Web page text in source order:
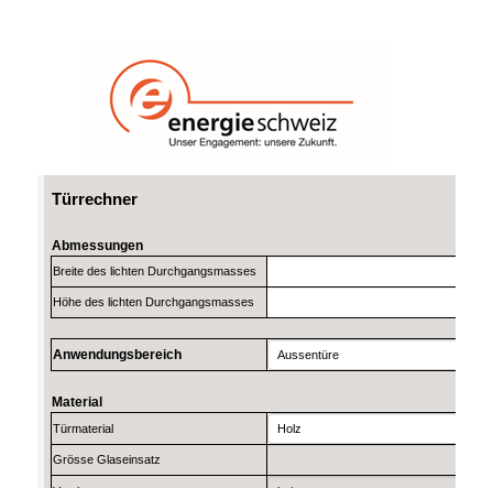
Türrechner
Abmessungen
Breite des lichten Durchgangsmasses
Höhe des lichten Durchgangsmasses
Anwendungsbereich
Material
Türmaterial
Grösse Glaseinsatz